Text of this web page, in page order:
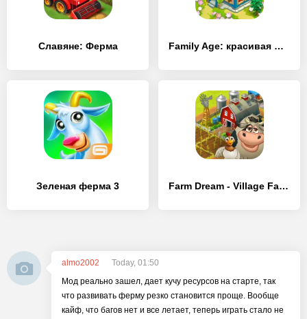
Славяне: Ферма Family Age: красивая ферма с интересным сюжетом
Зеленая ферма 3 Farm Dream - Village Farming Sim Game
almo2002
Today, 01:50
Мод реально зашел, дает кучу ресурсов на старте, так
что развивать ферму резко становится проще. Вообще
кайф, что багов нет и все летает, теперь играть стало не